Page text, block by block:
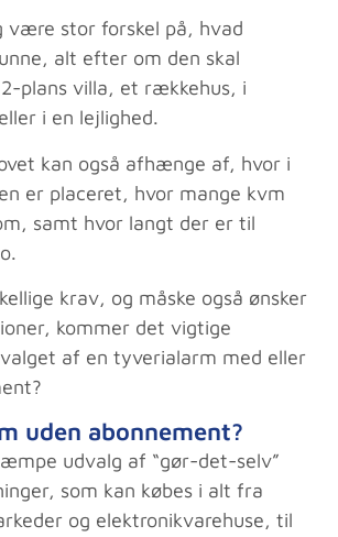
være stor forskel på, hvad
alt efter om den skal
plans villa, et rækkehus, i
i en lejlighed.
kan også afhænge af, hvor i
er placeret, hvor mange kvm
samt hvor langt der er til
krav, og måske også ønsker
kommer det vigtige
af en tyverialarm med eller
uden abonnement?
udvalg af “gør-det-selv”
som kan købes i alt fra
og elektronikvarehuse, til